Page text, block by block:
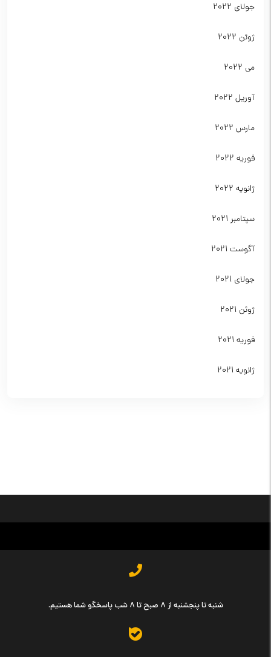
جولای 2022
ژوئن 2022
می 2022
آوریل 2022
مارس 2022
فوریه 2022
ژانویه 2022
سپتامبر 2021
آگوست 2021
جولای 2021
ژوئن 2021
فوریه 2021
ژانویه 2021
شنبه تا پنجشنبه از ۸ صبح تا ۸ شب پاسخگو شما هستیم.